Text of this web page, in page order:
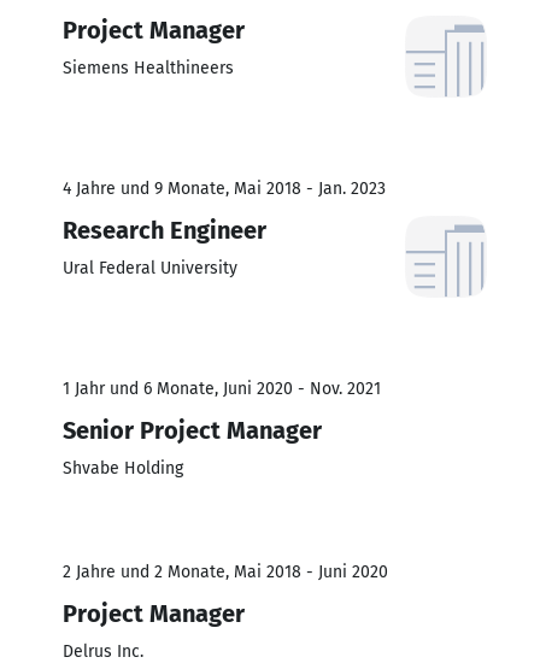
Project Manager
Siemens Healthineers
4 Jahre und 9 Monate, Mai 2018 - Jan. 2023
Research Engineer
Ural Federal University
1 Jahr und 6 Monate, Juni 2020 - Nov. 2021
Senior Project Manager
Shvabe Holding
2 Jahre und 2 Monate, Mai 2018 - Juni 2020
Project Manager
Delrus Inc.